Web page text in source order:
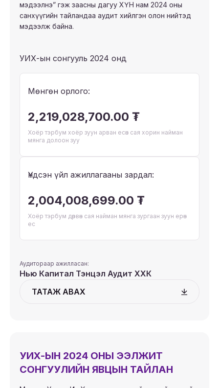
мэдээлнэ” гэж заасны дагуу ХҮН нам 2024 оны
санхүүгийн тайландаа аудит хийлгэн олон нийтэд
мэдээлж байна.
УИХ-ын сонгууль 2024 онд
Мөнгөн орлого:
2,219,028,700.00 ₮
Хоёр тэрбум хоёр зуун арван есөн сая хорин найман
мянга долоон зуу
Үндсэн үйл ажиллагааны зардал:
2,004,008,699.00 ₮
Хоёр тэрбум дөрвөн сая найман мянга зургаан зуун ерөн
ес
Аудитораар ажилласан:
Нью Капитал Тэнцэл Аудит ХХК
ТАТАЖ АВАХ
УИХ-ЫН 2024 ОНЫ ЭЭЛЖИТ
СОНГУУЛИЙН ЯВЦЫН ТАЙЛАН